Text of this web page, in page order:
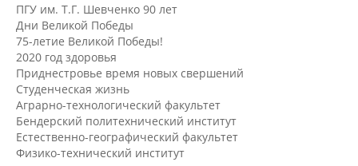
ПГУ им. Т.Г. Шевченко 90 лет
Дни Великой Победы
75-летие Великой Победы!
2020 год здоровья
Приднестровье время новых свершений
Студенческая жизнь
Аграрно-технологический факультет
Бендерский политехнический институт
Естественно-географический факультет
Физико-технический институт